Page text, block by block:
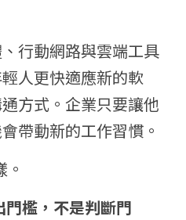
行動網路與雲端工具
人更快適應新的軟
方式。企業只要讓他
帶動新的工作習慣。
門檻，不是判斷門